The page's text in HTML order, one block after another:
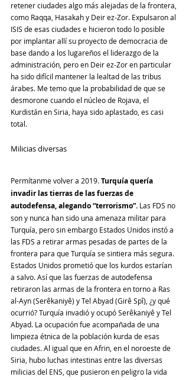
retener ciudades algo más alejadas de la frontera,
como Raqqa, Hasakah y Deir ez-Zor. Expulsaron al
ISIS de esas ciudades e hicieron todo lo posible
por implantar allí su proyecto de democracia de
base dando a los lugareños el liderazgo de la
administración, pero en Deir ez-Zor en particular
ha sido difícil mantener la lealtad de las tribus
árabes. Me temo que la probabilidad de que se
desmorone cuando el núcleo de Rojava, el
Kurdistán en Siria, haya sido aplastado, es casi
total.
Milicias diversas
Permítanme volver a 2019. Turquía quería
invadir las tierras de las fuerzas de
autodefensa, alegando “terrorismo”. Las FDS no
son y nunca han sido una amenaza militar para
Turquía, pero sin embargo Estados Unidos instó a
las FDS a retirar armas pesadas de partes de la
frontera para que Turquía se sintiera más segura.
Estados Unidos prometió que los kurdos estarían
a salvo. Así que las fuerzas de autodefensa
retiraron las armas de la frontera en torno a Ras
al-Ayn (Serêkaniyê) y Tel Abyad (Girê Spî), ¿y qué
ocurrió? Turquía invadió y ocupó Serêkaniyê y Tel
Abyad. La ocupación fue acompañada de una
limpieza étnica de la población kurda de esas
ciudades. Al igual que en Afrin, en el noroeste de
Siria, hubo luchas intestinas entre las diversas
milicias del ENS, que pusieron en peligro la vida